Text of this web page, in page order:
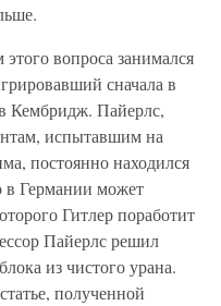
вопроса занимался
сначала в
Кембридж. Пайерлс,
испытавшим на
постоянно находился
в Германии может
Гитлер поработит
Пайерлс решил
из чистого урана.
полученной